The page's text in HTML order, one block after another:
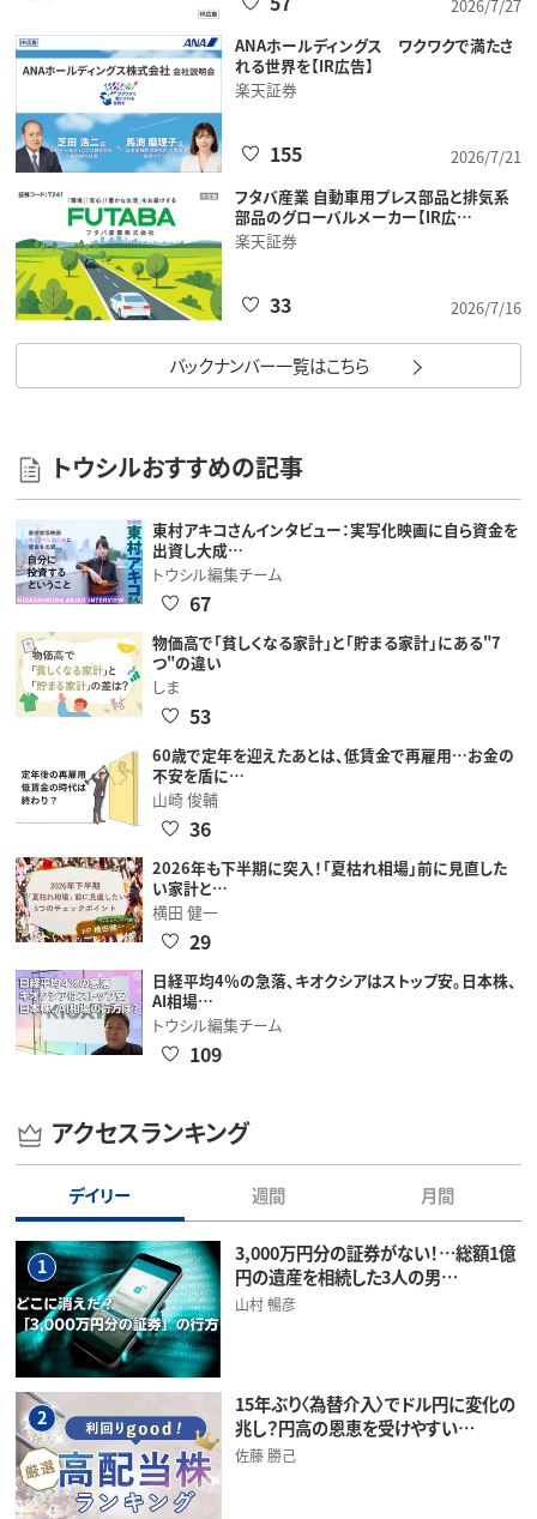
2026/7/27
ANAホールディングス ワクワクで満たさ
れる世界を【IR広告】
楽天証券
2026/7/21
155
フタバ産業 自動車用プレス部品と排気系
部品のグローバルメーカー【IR広…
楽天証券
2026/7/16
33
バックナンバー一覧はこちら
トウシルおすすめの記事
東村アキコさんインタビュー：実写化映画に自ら資金を
出資し大成…
トウシル編集チーム
67
物価高で「貧しくなる家計」と「貯まる家計」にある"7
つ"の違い
しま
53
60歳で定年を迎えたあとは、低賃金で再雇用…お金の
不安を盾に…
山崎 俊輔
36
2026年も下半期に突入！「夏枯れ相場」前に見直した
い家計と…
横田 健一
29
日経平均4％の急落、キオクシアはストップ安。日本株、
AI相場…
トウシル編集チーム
109
アクセスランキング
デイリー 週間 月間
1
3,000万円分の証券がない！…総額1億
円の遺産を相続した3人の男…
山村 暢彦
2
15年ぶり〈為替介入〉でドル円に変化の
兆し？円高の恩恵を受けやすい…
佐藤 勝己